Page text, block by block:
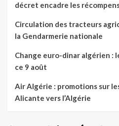
décret encadre les
Circulation des tracteurs
la Gendarmerie nationale
Change euro-dinar algérien :
ce 9 août
Air Algérie : promotions sur
Alicante vers l’Algérie